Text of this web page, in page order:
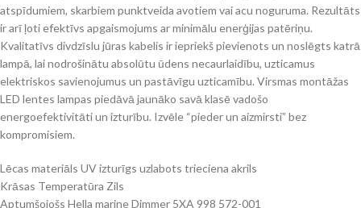
atspīdumiem, skarbiem punktveida avotiem vai acu noguruma. Rezultāts
ir arī ļoti efektīvs apgaismojums ar minimālu enerģijas patēriņu.
Kvalitatīvs divdzīslu jūras kabelis ir iepriekš pievienots un noslēgts katrā
lampā, lai nodrošinātu absolūtu ūdens necaurlaidību, uzticamus
elektriskos savienojumus un pastāvīgu uzticamību. Virsmas montāžas
LED lentes lampas piedāvā jaunāko savā klasē vadošo
energoefektivitāti un izturību. Izvēle “pieder un aizmirsti” bez
kompromisiem.
Lēcas materiāls UV izturīgs uzlabots trieciena akrils
Krāsas Temperatūra Zils
Aptumšojošs Hella marine Dimmer 5XA 998 572-001